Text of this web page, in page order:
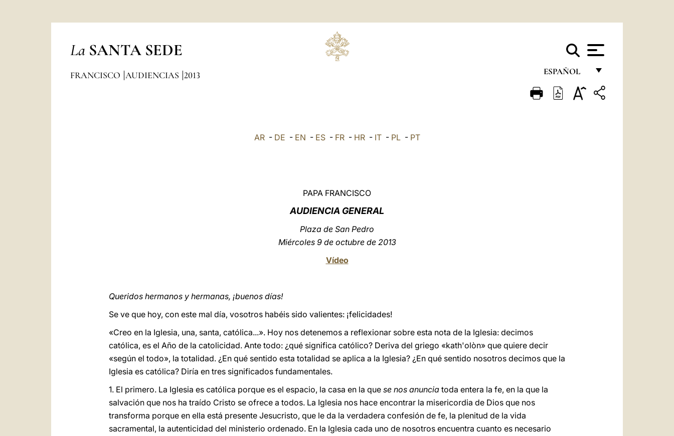
La SANTA SEDE
ESPAÑOL
FRANÇAIS
FRANCISCO AUDIENCIAS 2013
AR- DE - EN - ES- FR- HR- IT- PL- PT
PAPA FRANCISCO
AUDIENCIA GENERAL
Plaza de San Pedro
Miércoles 9 de octubre de 2013
Vídeo
Queridos hermanos y hermanas, ¡buenos días!
Se ve que hoy, con este mal día, vosotros habéis sido valientes: ¡felicidades!
«Creo en la Iglesia, una, santa, católica...». Hoy nos detenemos a reflexionar sobre esta nota de la Iglesia: decimos
católica, es el Año de la catolicidad. Ante todo: ¿qué significa católico? Deriva del griego «kath'olòn» que quiere decir
«según el todo», la totalidad. ¿En qué sentido esta totalidad se aplica a la Iglesia? ¿En qué sentido nosotros decimos que la
Iglesia es católica? Diría en tres significados fundamentales.
1. El primero. La Iglesia es católica porque es el espacio, la casa en la que se nos anuncia toda entera la fe, en la que la
salvación que nos ha traído Cristo se ofrece a todos. La Iglesia nos hace encontrar la misericordia de Dios que nos
transforma porque en ella está presente Jesucristo, que le da la verdadera confesión de fe, la plenitud de la vida
sacramental, la autenticidad del ministerio ordenado. En la Iglesia cada uno de nosotros encuentra cuanto es necesario